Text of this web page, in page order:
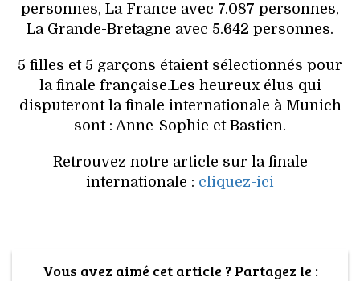
personnes, La France avec 7.087 personnes,
La Grande-Bretagne avec 5.642 personnes.
5 filles et 5 garçons étaient sélectionnés pour
la finale française.Les heureux élus qui
disputeront la finale internationale à Munich
sont : Anne-Sophie et Bastien.
Retrouvez notre article sur la finale
internationale : cliquez-ici
Vous avez aimé cet article ? Partagez le :